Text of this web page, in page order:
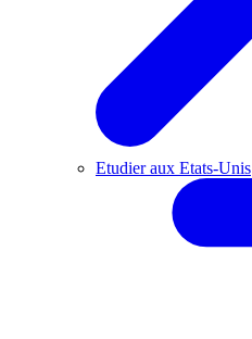
Etudier aux Etats-Unis